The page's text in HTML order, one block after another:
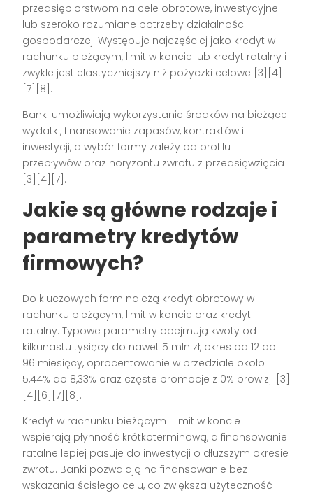
przedsiębiorstwom na cele obrotowe, inwestycyjne
lub szeroko rozumiane potrzeby działalności
gospodarczej. Występuje najczęściej jako kredyt w
rachunku bieżącym, limit w koncie lub kredyt ratalny i
zwykle jest elastyczniejszy niż pożyczki celowe [3][4]
[7][8].
Banki umożliwiają wykorzystanie środków na bieżące
wydatki, finansowanie zapasów, kontraktów i
inwestycji, a wybór formy zależy od profilu
przepływów oraz horyzontu zwrotu z przedsięwzięcia
[3][4][7].
Jakie są główne rodzaje i
parametry kredytów
firmowych?
Do kluczowych form należą kredyt obrotowy w
rachunku bieżącym, limit w koncie oraz kredyt
ratalny. Typowe parametry obejmują kwoty od
kilkunastu tysięcy do nawet 5 mln zł, okres od 12 do
96 miesięcy, oprocentowanie w przedziale około
5,44% do 8,33% oraz częste promocje z 0% prowizji [3]
[4][6][7][8].
Kredyt w rachunku bieżącym i limit w koncie
wspierają płynność krótkoterminową, a finansowanie
ratalne lepiej pasuje do inwestycji o dłuższym okresie
zwrotu. Banki pozwalają na finansowanie bez
wskazania ścisłego celu, co zwiększa użyteczność